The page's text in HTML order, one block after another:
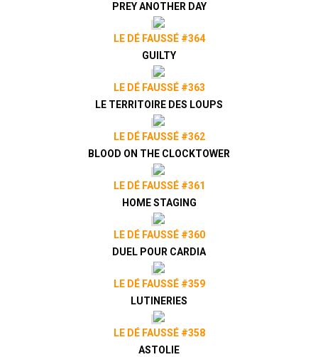
PREY ANOTHER DAY
LE DÉ FAUSSÉ #364
GUILTY
LE DÉ FAUSSÉ #363
LE TERRITOIRE DES LOUPS
LE DÉ FAUSSÉ #362
BLOOD ON THE CLOCKTOWER
LE DÉ FAUSSÉ #361
HOME STAGING
LE DÉ FAUSSÉ #360
DUEL POUR CARDIA
LE DÉ FAUSSÉ #359
LUTINERIES
LE DÉ FAUSSÉ #358
ASTOLIE